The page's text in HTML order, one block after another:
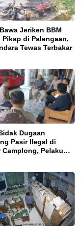
Jeriken BBM
Pikap di Palengaan,
Tewas Terbakar
Dugaan
Pasir Ilegal di
Camplong, Pelaku